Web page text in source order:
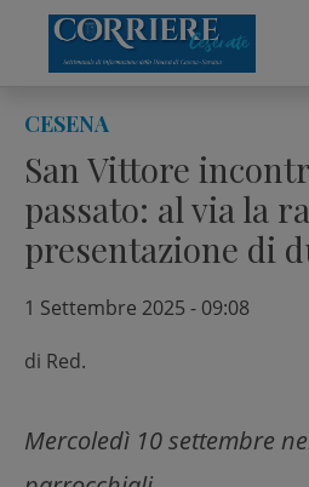
content
CESENA
San Vittore
passato: al via la
presentazione di
1 Settembre 2025 - 09:08
di Red.
Mercoledì 10 settembre